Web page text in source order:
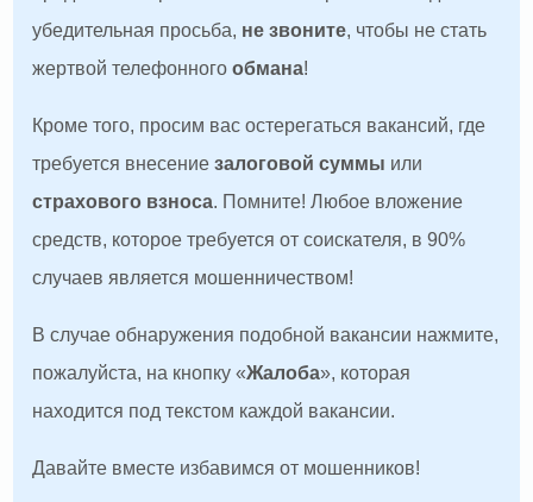
убедительная просьба, не звоните, чтобы не стать
жертвой телефонногообмана!
Кроме того, просим вас остерегаться вакансий, где
требуется внесениезалоговой суммы или
страхового взноса. Помните! Любое вложение
средств, которое требуется от соискателя, в 90%
случаев является мошенничеством!
В случае обнаружения подобной вакансии нажмите,
пожалуйста, на кнопку «Жалоба», которая
находится под текстом каждой вакансии.
Давайте вместе избавимся от мошенников!